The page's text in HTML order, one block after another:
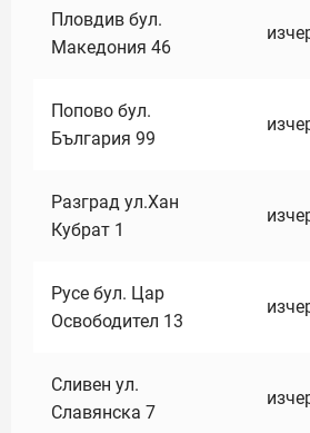
Пловдив бул.
Македония 46
Попово бул.
България 99
Разград ул.Хан
Кубрат 1
Русе бул. Цар
Освободител 13
Сливен ул.
Славянска 7